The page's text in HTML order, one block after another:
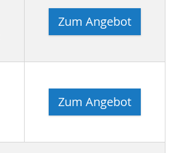
Zum Angebot
Zum Angebot